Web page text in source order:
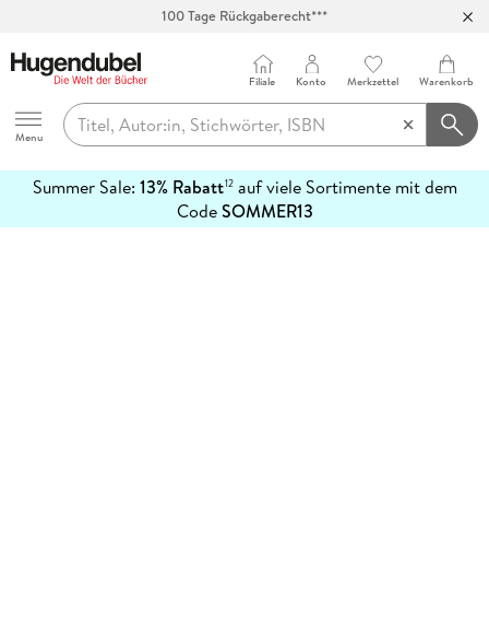
100 Tage Rückgaberecht***
Hugendubel
Menu
Filiale Konto Merkzettel Warenkorb
Summer Sale: 13% Rabatt12auf viele Sortimente mit dem
CodeSOMMER13
erfahren